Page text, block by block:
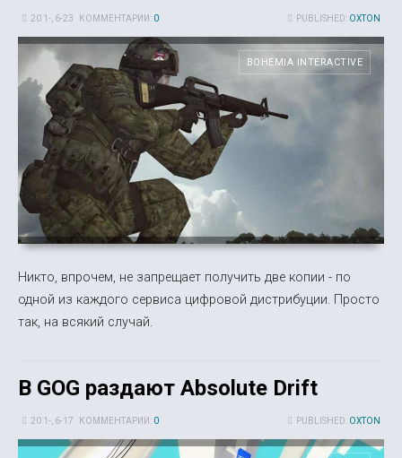
PUBLISHED: OXTON
20 1-, 6-23 КОММЕНТАРИИ: 0
BOHEMIA INTERACTIVE
Никто, впрочем, не запрещает получить две копии - по
одной из каждого сервиса цифровой дистрибуции. Просто
так, на всякий случай.
В GOG раздают Absolute Drift
PUBLISHED: OXTON
20 1-, 6-17 КОММЕНТАРИИ: 0